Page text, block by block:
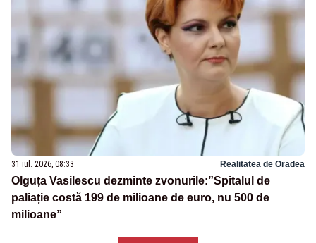
31 iul. 2026, 08:33 Realitatea de Oradea
Olguța Vasilescu dezminte zvonurile:”Spitalul de
paliație costă 199 de milioane de euro, nu 500 de
milioane”